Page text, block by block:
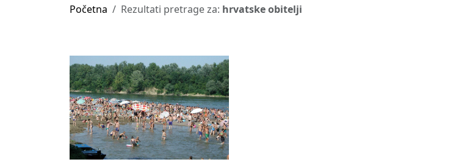
Početna Rezultati pretrage za: hrvatske obitelji